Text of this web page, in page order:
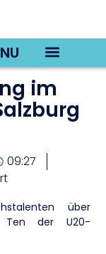
im
09:27
über
Ten der U20-